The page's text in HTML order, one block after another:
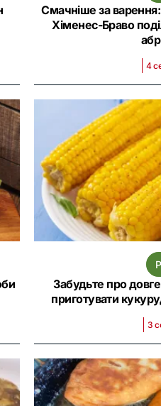
Смачніше за
Хіменес-Браво
4
Забудьте про
приготувати
3